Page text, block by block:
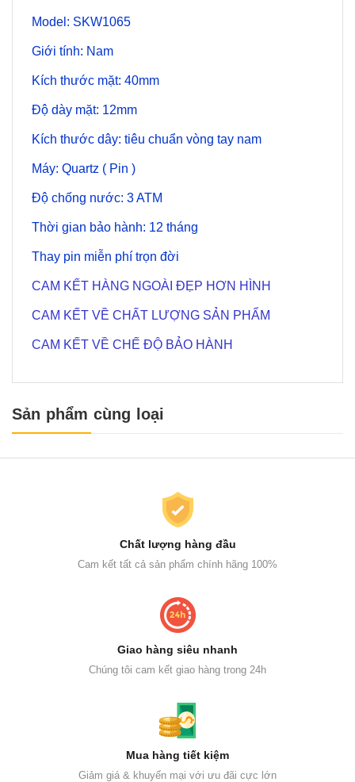
Model: SKW1065
Giới tính: Nam
Kích thước mặt: 40mm
Độ dày mặt: 12mm
Kích thước dây: tiêu chuẩn vòng tay nam
Máy: Quartz ( Pin )
Độ chống nước: 3 ATM
Thời gian bảo hành: 12 tháng
Thay pin miễn phí trọn đời
CAM KẾT HÀNG NGOÀI ĐẸP HƠN HÌNH
CAM KẾT VỀ CHẤT LƯỢNG SẢN PHẨM
CAM KẾT VỀ CHẾ ĐỘ BẢO HÀNH
Sản phẩm cùng loại
Chất lượng hàng đầu
Cam kết tất cả sản phẩm chính hãng 100%
Giao hàng siêu nhanh
Chúng tôi cam kết giao hàng trong 24h
Mua hàng tiết kiệm
Giảm giá & khuyến mại với ưu đãi cực lớn